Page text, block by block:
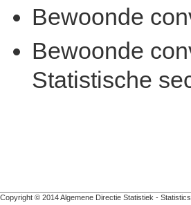
Bewoonde
Bewoonde
Statistische
Copyright © 2014 Algemene Directie Statistiek -